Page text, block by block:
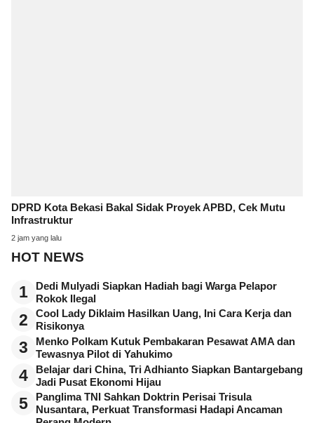
DPRD Kota Bekasi Bakal Sidak Proyek APBD, Cek Mutu
Infrastruktur
2 jam yang lalu
HOT NEWS
1
Dedi Mulyadi Siapkan Hadiah bagi Warga Pelapor
Rokok Ilegal
2
Cool Lady Diklaim Hasilkan Uang, Ini Cara Kerja dan
Risikonya
3
Menko Polkam Kutuk Pembakaran Pesawat AMA dan
Tewasnya Pilot di Yahukimo
4
Belajar dari China, Tri Adhianto Siapkan Bantargebang
Jadi Pusat Ekonomi Hijau
5
Panglima TNI Sahkan Doktrin Perisai Trisula
Nusantara, Perkuat Transformasi Hadapi Ancaman